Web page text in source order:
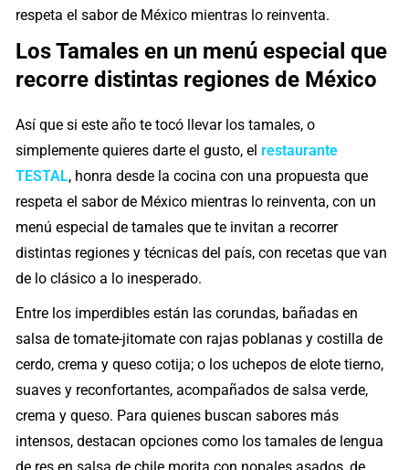
respeta el sabor de México mientras lo reinventa.
Los Tamales en un menú especial que
recorre distintas regiones de México
Así que si este año te tocó llevar los tamales, o
simplemente quieres darte el gusto, el restaurante
TESTAL, honra desde la cocina con una propuesta que
respeta el sabor de México mientras lo reinventa, con un
menú especial de tamales que te invitan a recorrer
distintas regiones y técnicas del país, con recetas que van
de lo clásico a lo inesperado.
Entre los imperdibles están las corundas, bañadas en
salsa de tomate-jitomate con rajas poblanas y costilla de
cerdo, crema y queso cotija; o los uchepos de elote tierno,
suaves y reconfortantes, acompañados de salsa verde,
crema y queso. Para quienes buscan sabores más
intensos, destacan opciones como los tamales de lengua
de res en salsa de chile morita con nopales asados, de